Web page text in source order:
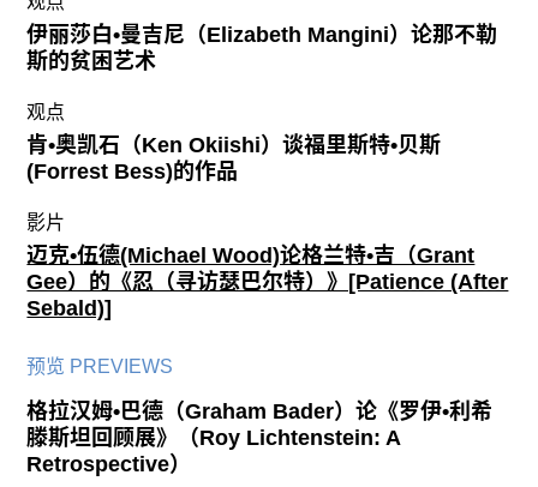
伊丽莎白•曼吉尼（Elizabeth Mangini）论那不勒
斯的贫困艺术
观点
肯•奥凯石（Ken Okiishi）谈福里斯特•贝斯
(Forrest Bess)的作品
影片
迈克•伍德(Michael Wood)论格兰特•吉（Grant
Gee）的《忍（寻访瑟巴尔特）》[Patience (After
Sebald)]
预览 PREVIEWS
格拉汉姆•巴德（Graham Bader）论《罗伊•利希
滕斯坦回顾展》（Roy Lichtenstein: A
Retrospective）